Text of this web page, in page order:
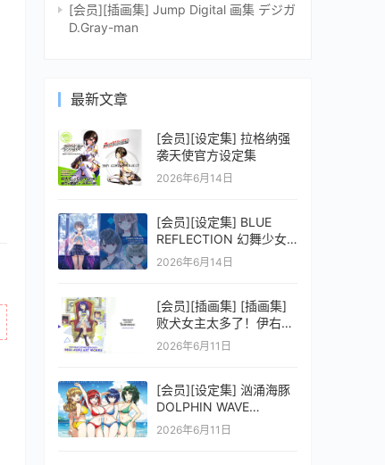
[会员][插画集] Jump Digital 画集 デジガ
D.Gray-man
最新文章
[会员][设定集] 拉格纳强
袭天使官方设定集
2026年6月14日
[会员][设定集] BLUE
REFLECTION 幻舞少女
之剑公式ビジュアルコレ
2026年6月14日
[会员][插画集] [插画集]
败犬女主太多了！伊右群
ARTWORKS
2026年6月11日
[会员][设定集] 汹涌海豚
DOLPHIN WAVE
OFFICIAL VISUAL
2026年6月11日